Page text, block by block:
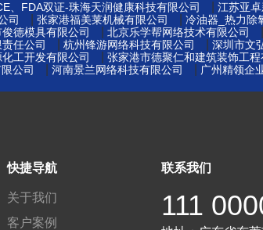
、FDA双证-珠海天润健康科技有限公司 江苏亚
司 张家港福美莱机械有限公司 冷油器_热力除
德模具有限公司 北京乐学帮网络技术有限公司
任公司 杭州锋游网络科技有限公司 深圳市文
工开发有限公司 张家港市德聚仁和建筑装饰工程
公司
河南景兰网络科技有限公司 广州精领企
快捷导航
关于我们
客户案例
联系我们
111